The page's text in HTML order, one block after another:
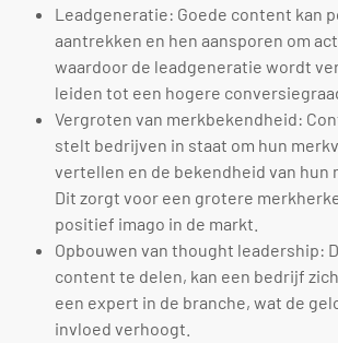
Leadgeneratie: Goede content kan
aantrekken en hen aansporen om
waardoor de leadgeneratie wordt
leiden tot een hogere
Vergroten van merkbekendheid:
stelt bedrijven in staat om hun
vertellen en de bekendheid van hun
Dit zorgt voor een grotere
positief imago in de markt.
Opbouwen van thought leadership:
content te delen, kan een bedrijf
een expert in de branche, wat de
invloed verhoogt.